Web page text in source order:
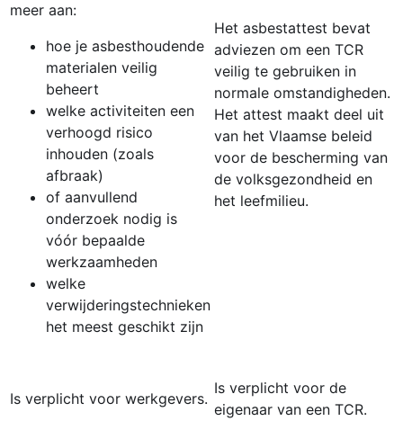
meer aan:
hoe je asbesthoudende
materialen veilig
beheert
welke activiteiten een
verhoogd risico
inhouden (zoals
afbraak)
of aanvullend
onderzoek nodig is
vóór bepaalde
werkzaamheden
welke
verwijderingstechnieken
het meest geschikt zijn
Het asbestattest bevat
adviezen om een TCR
veilig te gebruiken in
normale omstandigheden.
Het attest maakt deel uit
van het Vlaamse beleid
voor de bescherming van
de volksgezondheid en
het leefmilieu.
Is verplicht voor werkgevers.
Is verplicht voor de
eigenaar van een TCR.